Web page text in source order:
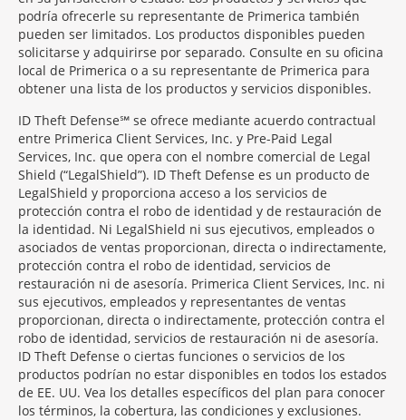
podría ofrecerle su representante de Primerica también
pueden ser limitados. Los productos disponibles pueden
solicitarse y adquirirse por separado. Consulte en su oficina
local de Primerica o a su representante de Primerica para
obtener una lista de los productos y servicios disponibles.
ID Theft Defense℠ se ofrece mediante acuerdo contractual
entre Primerica Client Services, Inc. y Pre-Paid Legal
Services, Inc. que opera con el nombre comercial de Legal
Shield (“LegalShield”). ID Theft Defense es un producto de
LegalShield y proporciona acceso a los servicios de
protección contra el robo de identidad y de restauración de
la identidad. Ni LegalShield ni sus ejecutivos, empleados o
asociados de ventas proporcionan, directa o indirectamente,
protección contra el robo de identidad, servicios de
restauración ni de asesoría. Primerica Client Services, Inc. ni
sus ejecutivos, empleados y representantes de ventas
proporcionan, directa o indirectamente, protección contra el
robo de identidad, servicios de restauración ni de asesoría.
ID Theft Defense o ciertas funciones o servicios de los
productos podrían no estar disponibles en todos los estados
de EE. UU. Vea los detalles específicos del plan para conocer
los términos, la cobertura, las condiciones y exclusiones.